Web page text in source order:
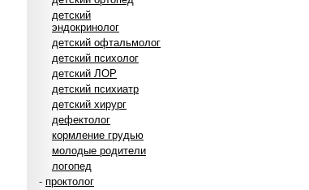
детский
эндокринолог
детский офтальмолог
детский психолог
детский ЛОР
детский психиатр
детский хирург
дефектолог
кормление грудью
молодые родители
логопед
- проктолог